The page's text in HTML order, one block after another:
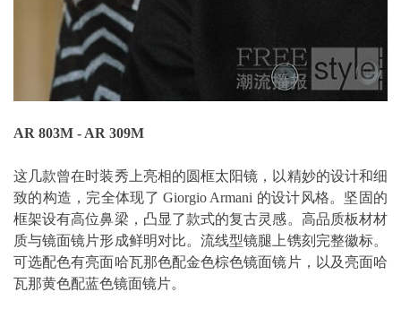
AR 803M - AR 309M
这几款曾在时装秀上亮相的圆框太阳镜，以精妙的设计和细
致的构造，完全体现了 Giorgio Armani 的设计风格。坚固的
框架设有高位鼻梁，凸显了款式的复古灵感。高品质板材材
质与镜面镜片形成鲜明对比。流线型镜腿上镌刻完整徽标。
可选配色有亮面哈瓦那色配金色棕色镜面镜片，以及亮面哈
瓦那黄色配蓝色镜面镜片。